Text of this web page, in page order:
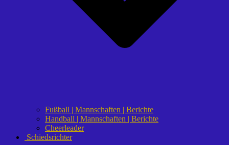
Fußball | Mannschaften | Berichte
Handball | Mannschaften | Berichte
Cheerleader
Schiedsrichter